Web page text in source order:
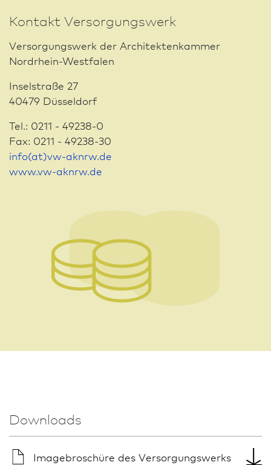
Kontakt Versorgungswerk
Versorgungswerk der Architekten­kammer
Nordrhein-Westfalen
Inselstraße 27
40479 Düsseldorf
Tel.: 0211 - 49238-0
Fax: 0211 - 49238-30
info(at)vw-aknrw.de
www.vw-aknrw.de
Downloads
Imagebroschüre des Versorgungswerks